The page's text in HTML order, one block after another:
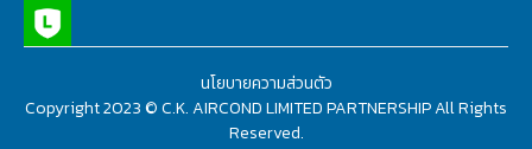
Copyright 2023 © C.K. AIRCOND LIMITED PARTNERSHIP All Rights
Reserved.
นโยบายความส่วนตัว